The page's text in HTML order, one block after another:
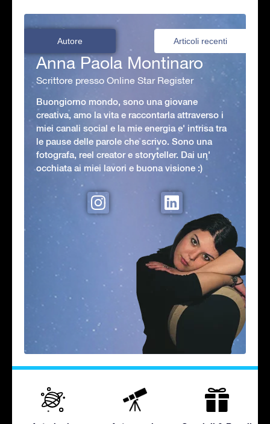
Autore Articoli recenti
Anna Paola Montinaro
Scrittore presso Online Star Register
Buongiorno mondo, sono una giovane
creativa, amo la vita e raccontarla attraverso i
miei canali social e la mie energia e' intrisa tra
le pause delle parole che scrivo. Sono una
fotografa, reel creator e storyteller. Dai un'
occhiata ai miei lavori e buona visione :)